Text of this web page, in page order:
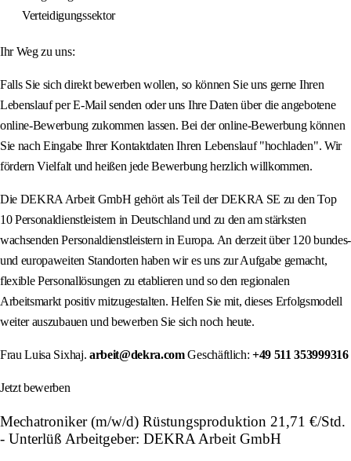
Verteidigungssektor
Ihr Weg zu uns:
Falls Sie sich direkt bewerben wollen, so können Sie uns gerne Ihren
Lebenslauf per E-Mail senden oder uns Ihre Daten über die angebotene
online-Bewerbung zukommen lassen. Bei der online-Bewerbung können
Sie nach Eingabe Ihrer Kontaktdaten Ihren Lebenslauf "hochladen". Wir
fördern Vielfalt und heißen jede Bewerbung herzlich willkommen.
Die DEKRA Arbeit GmbH gehört als Teil der DEKRA SE zu den Top
10 Personaldienstleistern in Deutschland und zu den am stärksten
wachsenden Personaldienstleistern in Europa. An derzeit über 120 bundes-
und europaweiten Standorten haben wir es uns zur Aufgabe gemacht,
flexible Personallösungen zu etablieren und so den regionalen
Arbeitsmarkt positiv mitzugestalten. Helfen Sie mit, dieses Erfolgsmodell
weiter auszubauen und bewerben Sie sich noch heute.
Frau Luisa Sixhaj. arbeit@dekra.comGeschäftlich:+49 511 353999316
Jetzt bewerben
Mechatroniker (m/w/d) Rüstungsproduktion 21,71 €/Std.
- Unterlüß Arbeitgeber: DEKRA Arbeit GmbH